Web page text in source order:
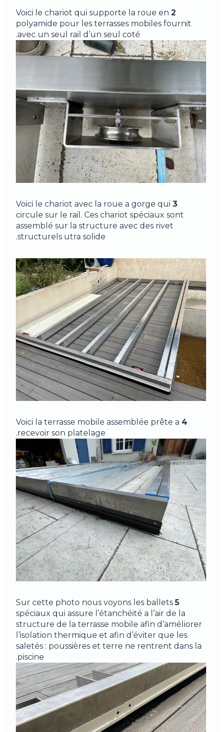
2
Voici le chariot qui supporte la roue en
polyamide pour les terrasses mobiles fournit
avec un seul rail d’un seul coté.
3
Voici le chariot avec la roue a gorge qui
circule sur le rail. Ces chariot spéciaux sont
assemblé sur la structure avec des rivet
structurels utra solide.
4
Voici la terrasse mobile assemblée prête a
recevoir son platelage.
5
Sur cette photo nous voyons les ballets
spéciaux qui assure l’étanchéité a l’air de la
structure de la terrasse mobile afin d’améliorer
l’isolation thermique et afin d’éviter que les
saletés : poussières et terre ne rentrent dans la
piscine.